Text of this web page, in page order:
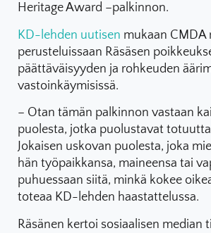
Heritage Award –palkinnon.
KD-lehden uutisen mukaan CMDA
perusteluissaan Räsäsen
päättäväisyyden ja rohkeuden
vastoinkäymisissä.
– Otan tämän palkinnon vastaan
puolesta, jotka puolustavat
Jokaisen uskovan puolesta, joka
hän työpaikkansa, maineensa tai
puhuessaan siitä, minkä kokee
toteaa KD-lehden haastattelussa.
Räsänen kertoi sosiaalisen median